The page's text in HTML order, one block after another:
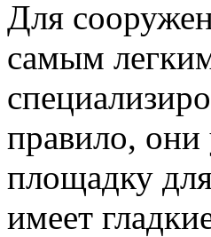
Для
самым
правило, они
площадку
имеет